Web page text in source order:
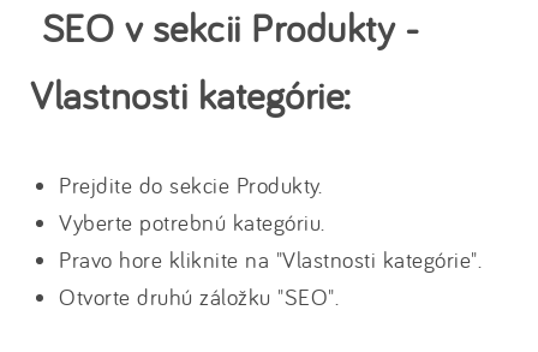
SEO v sekcii Produkty -
Vlastnosti kategórie:
Prejdite do sekcie Produkty.
Vyberte potrebnú kategóriu.
Pravo hore kliknite na "Vlastnosti kategórie".
Otvorte druhú záložku "SEO".